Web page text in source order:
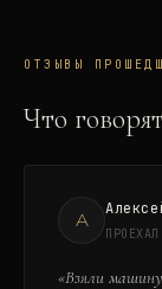
ОТЗЫВЫ
Что говорят
А
«Взяли